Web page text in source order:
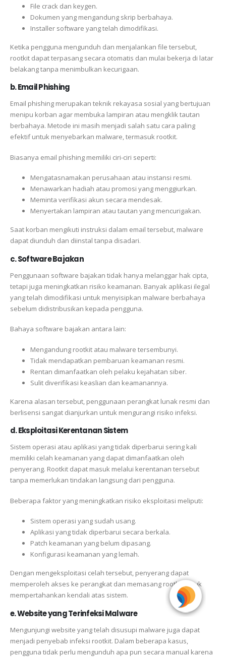
File crack dan keygen.
Dokumen yang mengandung skrip berbahaya.
Installer software yang telah dimodifikasi.
Ketika pengguna mengunduh dan menjalankan file tersebut,
rootkit dapat terpasang secara otomatis dan mulai bekerja di latar
belakang tanpa menimbulkan kecurigaan.
b. Email Phishing
Email phishing merupakan teknik rekayasa sosial yang bertujuan
menipu korban agar membuka lampiran atau mengklik tautan
berbahaya. Metode ini masih menjadi salah satu cara paling
efektif untuk menyebarkan malware, termasuk rootkit.
Biasanya email phishing memiliki ciri-ciri seperti:
Mengatasnamakan perusahaan atau instansi resmi.
Menawarkan hadiah atau promosi yang menggiurkan.
Meminta verifikasi akun secara mendesak.
Menyertakan lampiran atau tautan yang mencurigakan.
Saat korban mengikuti instruksi dalam email tersebut, malware
dapat diunduh dan diinstal tanpa disadari.
c. Software Bajakan
Penggunaan software bajakan tidak hanya melanggar hak cipta,
tetapi juga meningkatkan risiko keamanan. Banyak aplikasi ilegal
yang telah dimodifikasi untuk menyisipkan malware berbahaya
sebelum didistribusikan kepada pengguna.
Bahaya software bajakan antara lain:
Mengandung rootkit atau malware tersembunyi.
Tidak mendapatkan pembaruan keamanan resmi.
Rentan dimanfaatkan oleh pelaku kejahatan siber.
Sulit diverifikasi keaslian dan keamanannya.
Karena alasan tersebut, penggunaan perangkat lunak resmi dan
berlisensi sangat dianjurkan untuk mengurangi risiko infeksi.
d. Eksploitasi Kerentanan Sistem
Sistem operasi atau aplikasi yang tidak diperbarui sering kali
memiliki celah keamanan yang dapat dimanfaatkan oleh
penyerang. Rootkit dapat masuk melalui kerentanan tersebut
tanpa memerlukan tindakan langsung dari pengguna.
Beberapa faktor yang meningkatkan risiko eksploitasi meliputi:
Sistem operasi yang sudah usang.
Aplikasi yang tidak diperbarui secara berkala.
Patch keamanan yang belum dipasang.
Konfigurasi keamanan yang lemah.
Dengan mengeksploitasi celah tersebut, penyerang dapat
memperoleh akses ke perangkat dan memasang rootkit untuk
mempertahankan kendali atas sistem.
e. Website yang Terinfeksi Malware
Mengunjungi website yang telah disusupi malware juga dapat
menjadi penyebab infeksi rootkit. Dalam beberapa kasus,
pengguna tidak perlu mengunduh apa pun secara manual karena